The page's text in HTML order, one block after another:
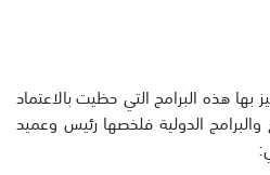
بها هذه البرامج التي حظيت بالاعتماد
والبرامج الدولية فلخصها رئيس وعميد